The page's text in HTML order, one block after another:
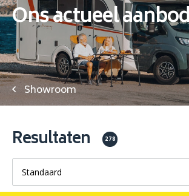
Ons actueel
Showroom
Resultaten 278